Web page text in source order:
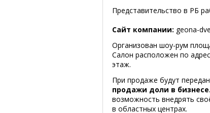
Представительство в РБ
Сайт компании: geona-
Организован шоу-рум
Салон расположен по
этаж.
При продаже будут
продажи доли в бизнесе.
возможность внедрять
в областных центрах.